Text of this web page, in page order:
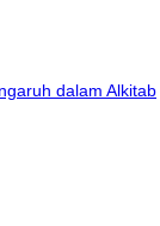
dalam Alkitab